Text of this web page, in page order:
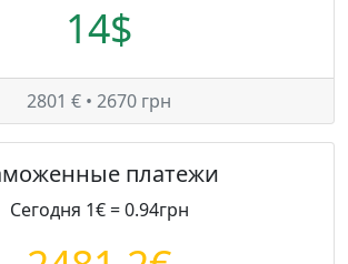
14$
2801 € • 2670 грн
платежи
Сегодня 1€ = 0.94грн